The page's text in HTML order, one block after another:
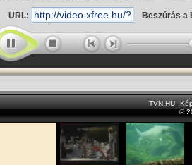
URL: Beszúrás a
TVN.HU
©